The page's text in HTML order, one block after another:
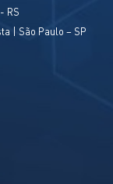
RS
| São Paulo – SP